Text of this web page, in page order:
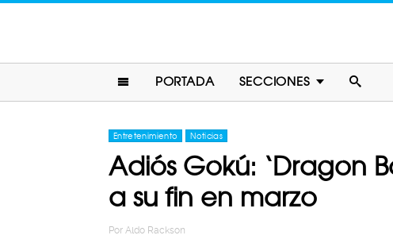
PORTADA SECCIONES
Entretenimiento Noticias
Adiós Gokú: ‘Dragon
a su fin en marzo
Por Aldo Rackson